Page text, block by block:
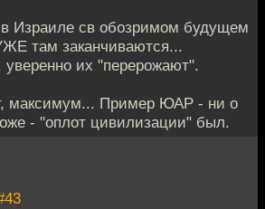
Израиле св обозримом будущем
там заканчиваются...
их "перерожают".
максимум... Пример ЮАР - ни о
- "оплот цивилизации" был.